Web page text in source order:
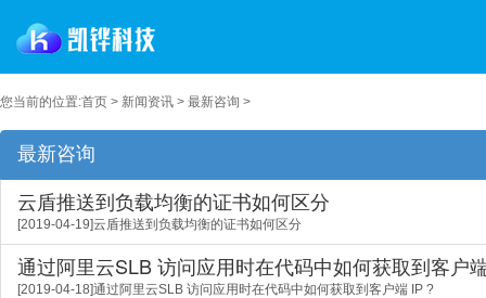
您当前的位置:首页 > 新闻资讯 > 最新咨询 >
最新咨询
云盾推送到负载均衡的证书如何区分
[2019-04-19]云盾推送到负载均衡的证书如何区分
通过阿里云SLB 访问应用时在代码中如何获取到客户
[2019-04-18]通过阿里云SLB 访问应用时在代码中如何获取到客户端 IP ?